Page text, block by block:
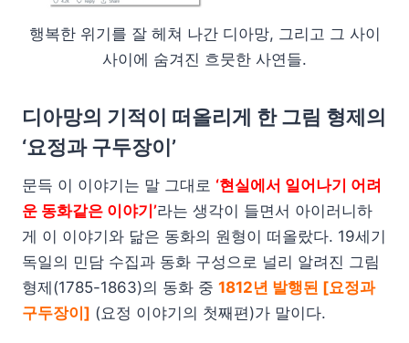
행복한 위기를 잘 헤쳐 나간 디아망, 그리고 그 사이
사이에 숨겨진 흐뭇한 사연들.
디아망의 기적이 떠올리게 한 그림 형제의
‘요정과 구두장이’
문득 이 이야기는 말 그대로 ‘현실에서 일어나기 어려
운 동화같은 이야기’라는 생각이 들면서 아이러니하
게 이 이야기와 닮은 동화의 원형이 떠올랐다. 19세기
독일의 민담 수집과 동화 구성으로 널리 알려진 그림
형제(1785-1863)의 동화 중 1812년 발행된 [요정과
구두장이] (요정 이야기의 첫째편)가 말이다.